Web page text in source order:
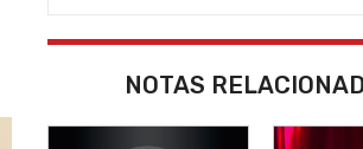
NOTAS